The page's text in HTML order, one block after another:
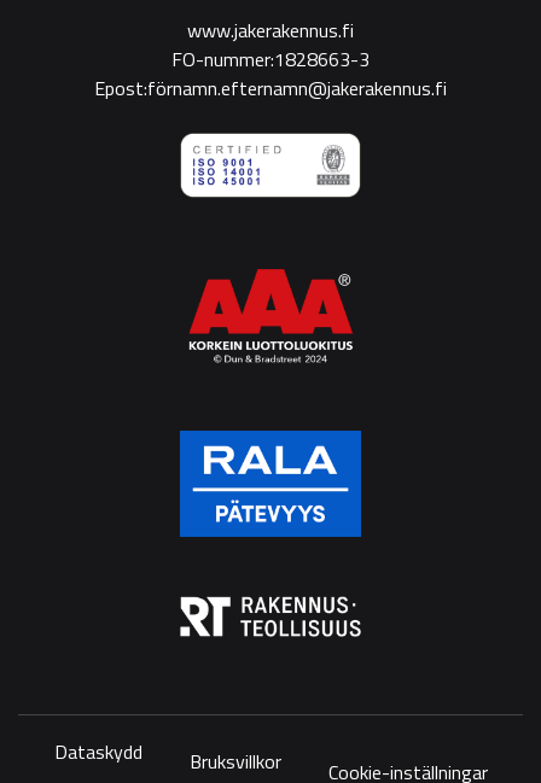
www.jakerakennus.fi
FO-nummer:1828663-3
Epost:förnamn.efternamn@jakerakennus.fi
Dataskydd Bruksvillkor Cookie-inställningar